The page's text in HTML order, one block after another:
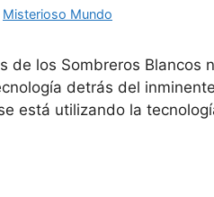
Misterioso Mundo
de los Sombreros Blancos
detrás del
está utilizando la